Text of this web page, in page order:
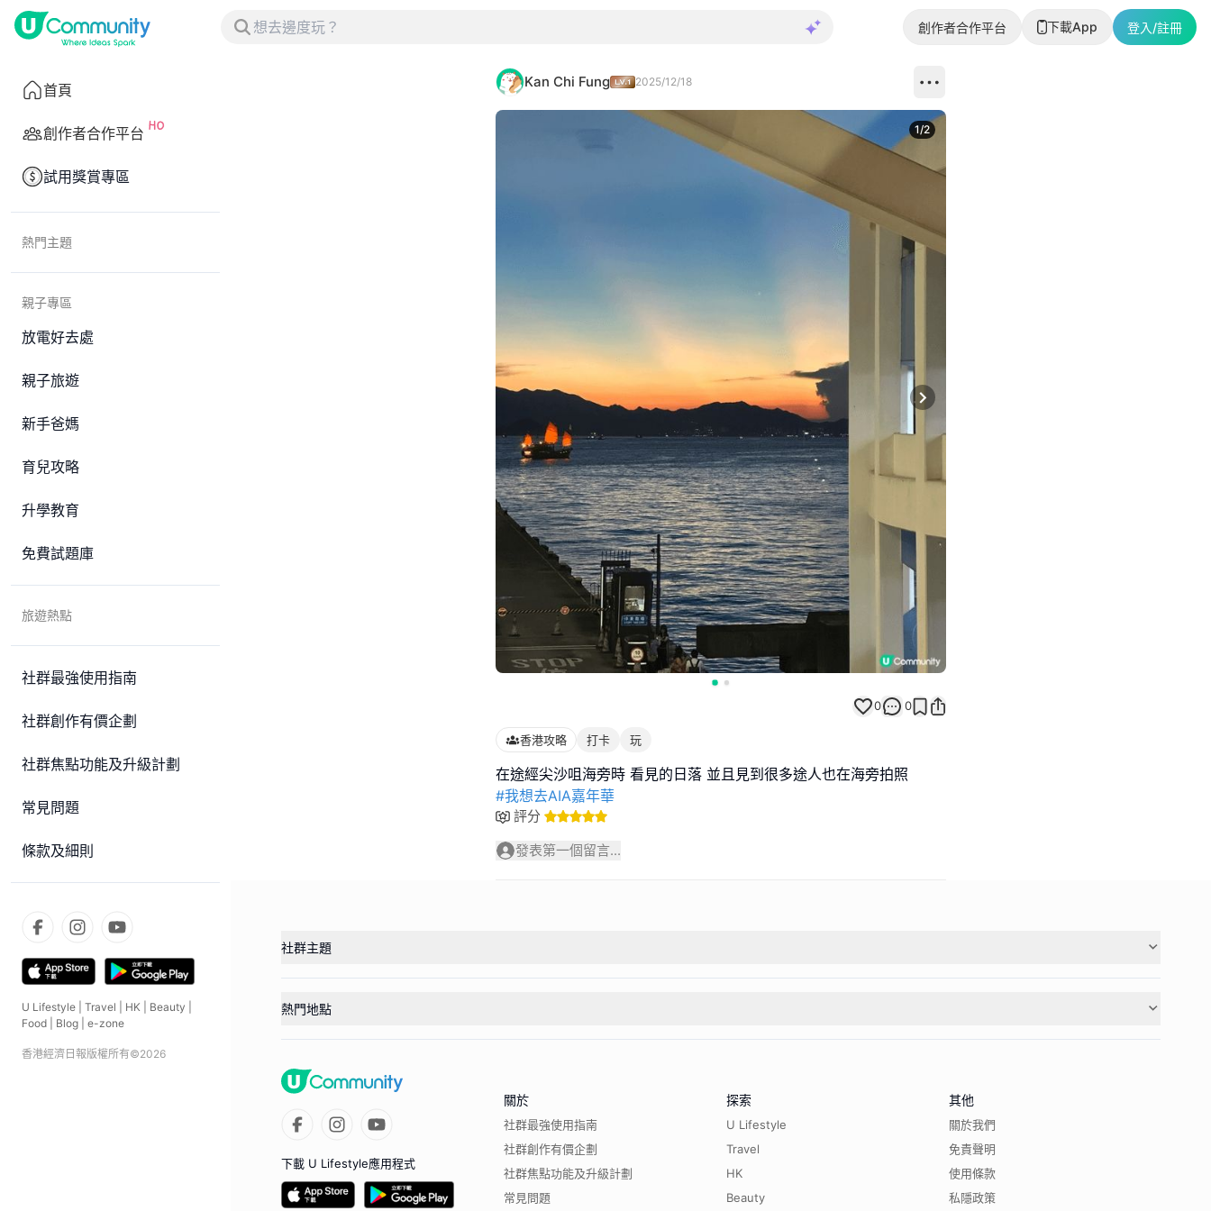
創作者合作平台 下載App 登入/註冊
首頁
創作者合作平台
試用獎賞專區
熱門主題
親子專區
放電好去處
親子旅遊
新手爸媽
育兒攻略
升學教育
免費試題庫
旅遊熱點
社群最強使用指南
社群創作有價企劃
社群焦點功能及升級計劃
常見問題
條款及細則
U Lifestyle Travel HK Beauty
Food
Blog e-zone
香港經濟日報版權所有©2026
Kan Chi Fung 2025/12/18
Next slide
1/2
0 0
香港攻略 打卡 玩
#我想去AIA嘉年華
評分
發表第一個留言...
社群主題
熱門地點
下載 U Lifestyle應用程式
關於
社群最強使用指南
社群創作有價企劃
社群焦點功能及升級計劃
常見問題
探索
U Lifestyle
Travel
HK
Beauty
其他
關於我們
免責聲明
使用條款
私隱政策